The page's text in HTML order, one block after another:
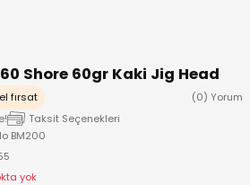
Shore 60gr Kaki Jig Head
fırsat
(0) Yorum
Taksit Seçenekleri
BM200
yok